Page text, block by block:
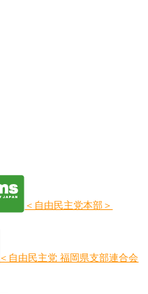
＜自由民主党本部＞
＜自由民主党 福岡県支部連合会